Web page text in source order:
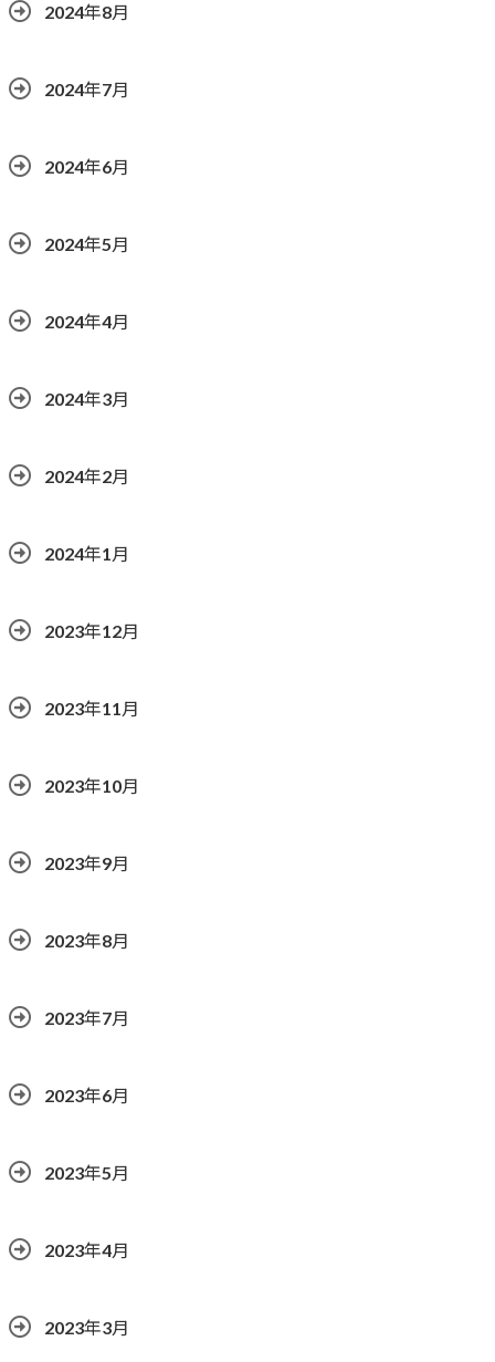
2024年8月
2024年7月
2024年6月
2024年5月
2024年4月
2024年3月
2024年2月
2024年1月
2023年12月
2023年11月
2023年10月
2023年9月
2023年8月
2023年7月
2023年6月
2023年5月
2023年4月
2023年3月